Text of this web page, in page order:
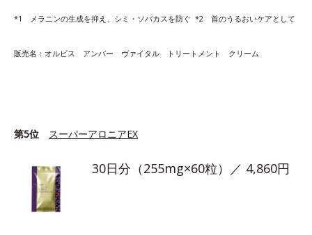
*1 メラニンの生成を抑え、シミ・ソバカスを防ぐ *2 首のうるおいケアとして
販売名：オルビス アンバー ヴァイタル トリートメント クリーム
第5位 スーパーアロニアEX
30日分（255mg×60粒）／ 4,860円